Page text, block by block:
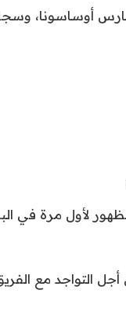
أوساسونا،
لأول مرة في
التواجد مع